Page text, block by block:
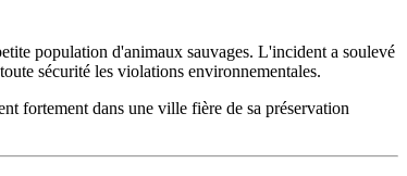
population d'animaux sauvages. L'incident a soulevé
sécurité les violations environnementales.
fortement dans une ville fière de sa préservation